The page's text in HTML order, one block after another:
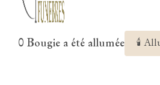
0 Bougie a été allumée 🕯